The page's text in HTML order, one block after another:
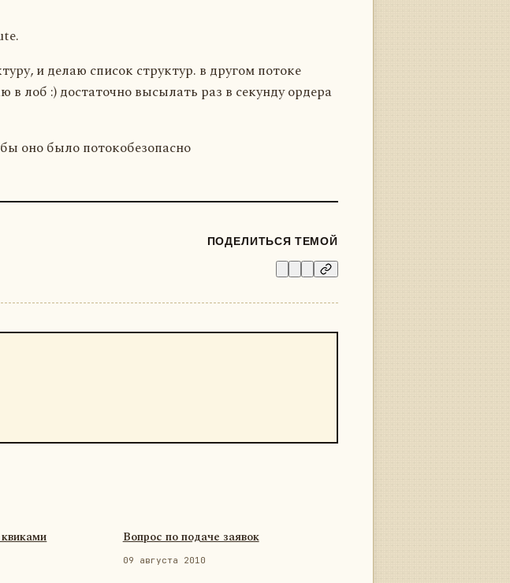
и делаю список структур. в другом потоке
в лоб :) достаточно высылать раз в секунду ордера
оно было потокобезопасно
ПОДЕЛИТЬСЯ ТЕМОЙ
Вопрос по подаче заявок
09 августа 2010